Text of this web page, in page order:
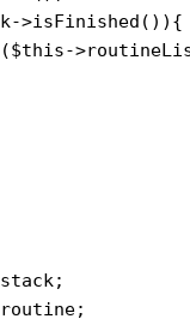
>isFinished()){